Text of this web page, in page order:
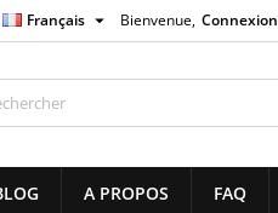
Bienvenue, Connexion
Français 
A PROPOS FAQ
×
list
×
×
×